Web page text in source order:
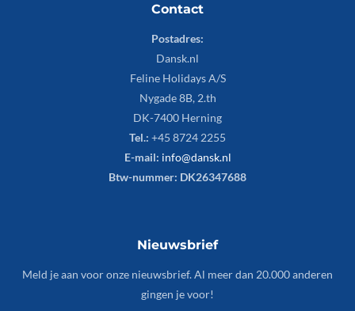
Contact
Postadres:
Dansk.nl
Feline Holidays A/S
Nygade 8B, 2.th
DK-7400 Herning
Tel.: +45 8724 2255
E-mail: info@dansk.nl
Btw-nummer: DK26347688
Nieuwsbrief
Meld je aan voor onze nieuwsbrief. Al meer dan 20.000 anderen
gingen je voor!